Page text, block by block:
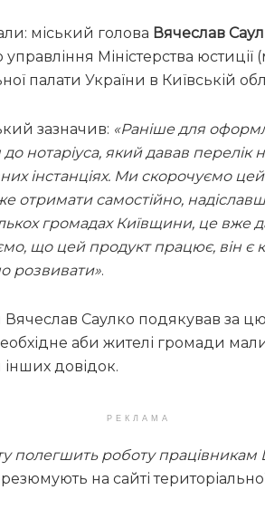
міський голова Вячеслав
Міністерства юстиції
палати України в Київській
зазначив: «Раніше для
нотаріуса, який давав перелік
інстанціях. Ми скорочуємо
отримати самостійно,
громадах Київщини, це вже
що цей продукт працює, він
розвивати».
Саулко подякував за цю
аби жителі громади
довідок.
РЕКЛАМА
полегшить роботу працівникам
резюмують на сайті